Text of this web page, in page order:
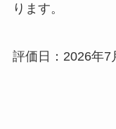
ります。
評価日：2026年7